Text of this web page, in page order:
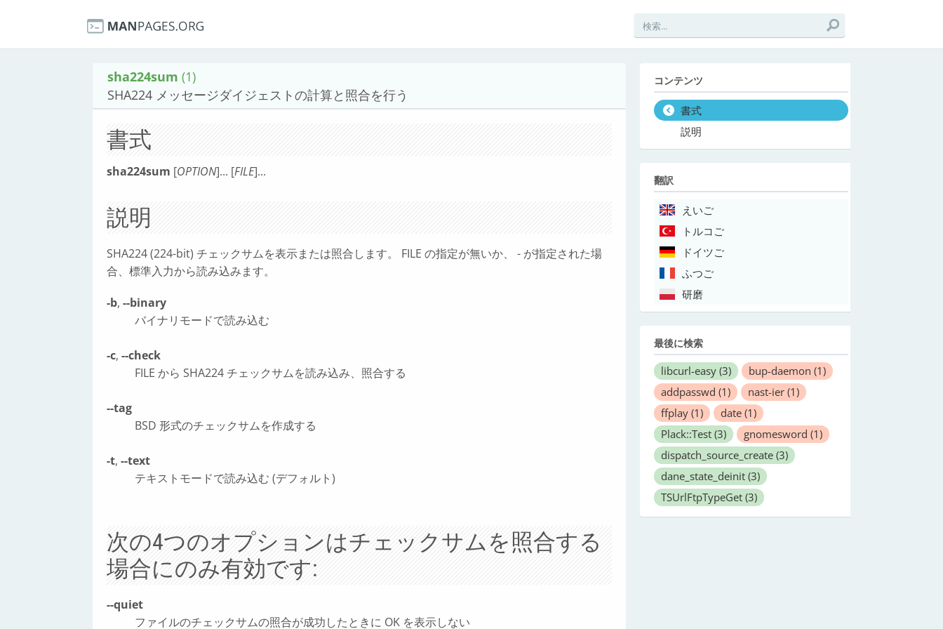
sha224sum (1)
SHA224 メッセージダイジェストの計算と照合を行う
書式
sha224sum [OPTION]... [FILE]...
説明
SHA224 (224-bit) チェックサムを表示または照合します。 FILE の指定が無いか、 - が指定された場
合、標準入力から読み込みます。
-b, --binary
バイナリモードで読み込む
-c, --check
FILE から SHA224 チェックサムを読み込み、照合する
--tag
BSD 形式のチェックサムを作成する
-t, --text
テキストモードで読み込む (デフォルト)
次の4つのオプションはチェックサムを照合する
場合にのみ有効です:
--quiet
ファイルのチェックサムの照合が成功したときに OK を表示しない
コンテンツ
書式
説明
翻訳
えいご
トルコご
ドイツご
ふつご
研磨
最後に検索
libcurl-easy (3) bup-daemon (1)
addpasswd (1) nast-ier (1)
ffplay (1) date (1)
Plack::Test (3) gnomesword (1)
dispatch_source_create (3)
dane_state_deinit (3)
TSUrlFtpTypeGet (3)